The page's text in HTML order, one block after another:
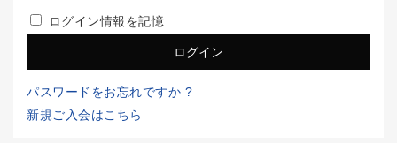
ログイン情報を記憶
パスワードをお忘れですか ?
新規ご入会はこちら